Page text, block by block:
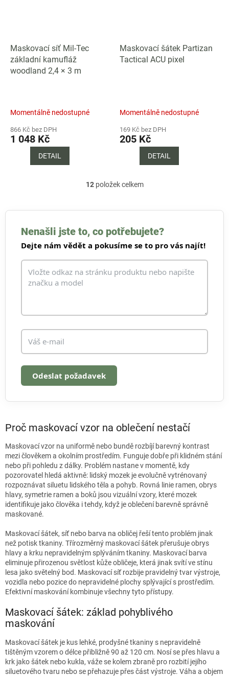
Maskovací síť Mil-Tec
základní kamufláž
woodland 2,4 × 3 m
Momentálně nedostupné
866 Kč bez DPH
1 048 Kč
DETAIL
Maskovací šátek Partizan
Tactical ACU pixel
Momentálně nedostupné
169 Kč bez DPH
205 Kč
DETAIL
O
l
d
a
c
r
v
s
u
12položek celkem
Nenašli jste to, co potřebujete?
Dejte nám vědět a pokusíme se to pro vás najít!
Odeslat požadavek
Proč maskovací vzor na oblečení nestačí
Maskovací vzor na uniformě nebo bundě rozbíjí barevný kontrast
mezi člověkem a okolním prostředím. Funguje dobře při klidném stání
nebo při pohledu z dálky. Problém nastane v momentě, kdy
pozorovatel hledá aktivně: lidský mozek je evolučně vytrénovaný
rozpoznávat siluetu lidského těla a pohyb. Rovná linie ramen, obrys
hlavy, symetrie ramen a boků jsou vizuální vzory, které mozek
identifikuje jako člověka i tehdy, když je oblečení barevně správně
maskované.
Maskovací šátek, síť nebo barva na obličej řeší tento problém jinak
než potisk tkaniny. Třírozměrný maskovací šátek přerušuje obrys
hlavy a krku nepravidelným splýváním tkaniny. Maskovací barva
eliminuje přirozenou světlost kůže obličeje, která jinak svítí ve stínu
lesa jako světelný bod. Maskovací síť rozbije pravidelný tvar výstroje,
vozidla nebo pozice do nepravidelné plochy splývající s prostředím.
Efektivní maskování kombinuje všechny tyto přístupy.
Maskovací šátek: základ pohyblivého
maskování
Maskovací šátek je kus lehké, prodyšné tkaniny s nepravidelně
tištěným vzorem o délce přibližně 90 až 120 cm. Nosí se přes hlavu a
krk jako šátek nebo kukla, váže se kolem zbraně pro rozbití jejího
siluetového tvaru nebo se přehazuje přes část výstroje. Váha a objem